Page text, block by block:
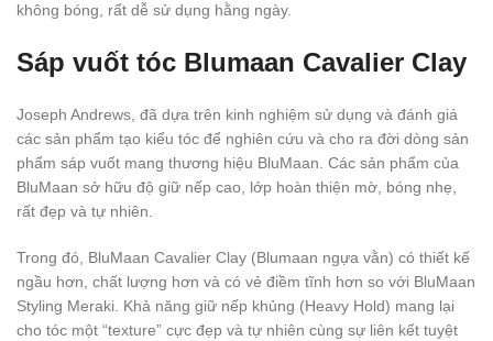
không bóng, rất dễ sử dụng hằng ngày.
Sáp vuốt tóc Blumaan Cavalier Clay
Joseph Andrews, đã dựa trên kinh nghiệm sử dụng và đánh giá
các sản phẩm tạo kiểu tóc để nghiên cứu và cho ra đời dòng sản
phẩm sáp vuốt mang thương hiệu BluMaan. Các sản phẩm của
BluMaan sở hữu độ giữ nếp cao, lớp hoàn thiện mờ, bóng nhẹ,
rất đẹp và tự nhiên.
Trong đó, BluMaan Cavalier Clay (Blumaan ngựa vằn) có thiết kế
ngầu hơn, chất lượng hơn và có vẻ điềm tĩnh hơn so với BluMaan
Styling Meraki. Khả năng giữ nếp khủng (Heavy Hold) mang lại
cho tóc một “texture” cực đẹp và tự nhiên cùng sự liên kết tuyệt